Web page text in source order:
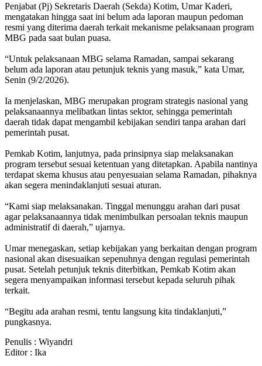
‎Penjabat (Pj) Sekretaris Daerah (Sekda) Kotim, Umar Kaderi,
mengatakan hingga saat ini belum ada laporan maupun pedoman
resmi yang diterima daerah terkait mekanisme pelaksanaan program
MBG pada saat bulan puasa.
‎“Untuk pelaksanaan MBG selama Ramadan, sampai sekarang
belum ada laporan atau petunjuk teknis yang masuk,” kata Umar,
Senin (9/2/2026).
‎Ia menjelaskan, MBG merupakan program strategis nasional yang
pelaksanaannya melibatkan lintas sektor, sehingga pemerintah
daerah tidak dapat mengambil kebijakan sendiri tanpa arahan dari
pemerintah pusat.
‎Pemkab Kotim, lanjutnya, pada prinsipnya siap melaksanakan
program tersebut sesuai ketentuan yang ditetapkan. Apabila nantinya
terdapat skema khusus atau penyesuaian selama Ramadan, pihaknya
akan segera menindaklanjuti sesuai aturan.
‎“Kami siap melaksanakan. Tinggal menunggu arahan dari pusat
agar pelaksanaannya tidak menimbulkan persoalan teknis maupun
administratif di daerah,” ujarnya.
‎Umar menegaskan, setiap kebijakan yang berkaitan dengan program
nasional akan disesuaikan sepenuhnya dengan regulasi pemerintah
pusat. Setelah petunjuk teknis diterbitkan, Pemkab Kotim akan
segera menyampaikan informasi tersebut kepada seluruh pihak
terkait.
‎“Begitu ada arahan resmi, tentu langsung kita tindaklanjuti,”
pungkasnya.
Penulis : Wiyandri
Editor : Ika